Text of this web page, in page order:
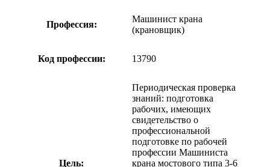
Профессия:
Машинист крана
(крановщик)
Код профессии: 13790
Цель:
Периодическая проверка
знаний: подготовка
рабочих, имеющих
свидетельство о
профессиональной
подготовке по рабочей
профессии Машиниста
крана мостового типа 3-6